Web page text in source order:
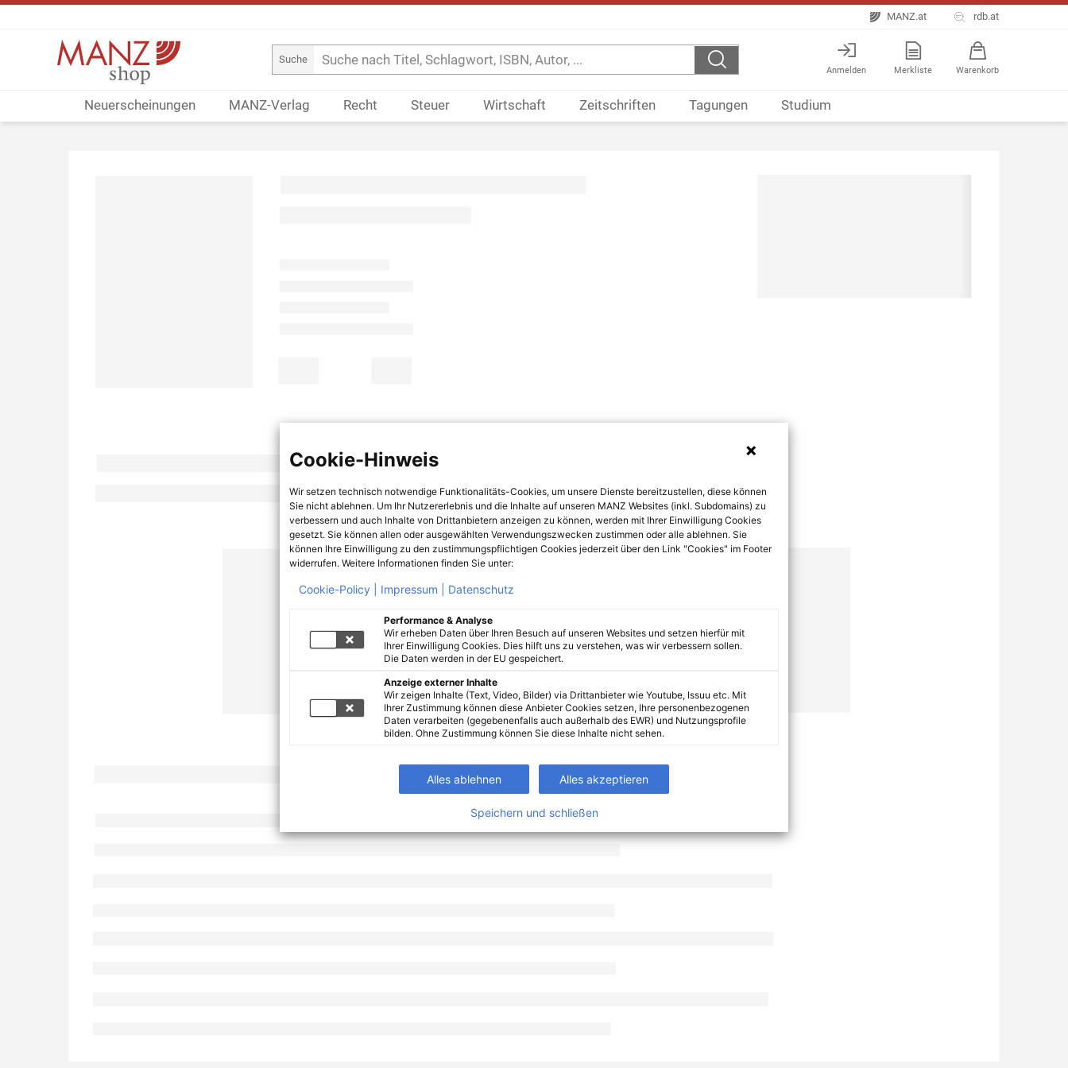
MANZ.at rdb.at
Suche
Anmelden Merkliste Warenkorb
Neuerscheinungen MANZ-Verlag Recht Steuer Wirtschaft Zeitschriften Tagungen Studium
Cookie-Hinweis
Wir setzen technisch notwendige Funktionalitäts-Cookies, um unsere Dienste bereitzustellen, diese können
Sie nicht ablehnen. Um Ihr Nutzererlebnis und die Inhalte auf unseren MANZ Websites (inkl. Subdomains) zu
verbessern und auch Inhalte von Drittanbietern anzeigen zu können, werden mit Ihrer Einwilligung Cookies
gesetzt. Sie können allen oder ausgewählten Verwendungszwecken zustimmen oder alle ablehnen. Sie
können Ihre Einwilligung zu den zustimmungspflichtigen Cookies jederzeit über den Link "Cookies" im Footer
widerrufen. Weitere Informationen finden Sie unter:
Cookie-Policy | Impressum | Datenschutz
Performance & Analyse
Wir erheben Daten über Ihren Besuch auf unseren Websites und setzen hierfür mit
Ihrer Einwilligung Cookies. Dies hilft uns zu verstehen, was wir verbessern sollen.
Die Daten werden in der EU gespeichert.
Anzeige externer Inhalte
Wir zeigen Inhalte (Text, Video, Bilder) via Drittanbieter wie Youtube, Issuu etc. Mit
Ihrer Zustimmung können diese Anbieter Cookies setzen, Ihre personenbezogenen
Daten verarbeiten (gegebenenfalls auch außerhalb des EWR) und Nutzungsprofile
bilden. Ohne Zustimmung können Sie diese Inhalte nicht sehen.
Alles ablehnen Alles akzeptieren
Speichern und schließen